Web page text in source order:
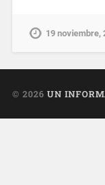
19 noviembre,
© 2026 UN